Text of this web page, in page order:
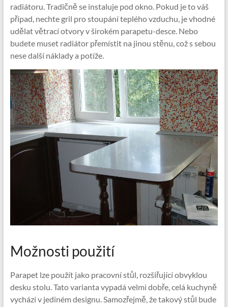
radiátoru. Tradičně se instaluje pod okno. Pokud je to váš
případ, nechte gril pro stoupání teplého vzduchu, je vhodné
udělat větrací otvory v širokém parapetu-desce. Nebo
budete muset radiátor přemístit na jinou stěnu, což s sebou
nese další náklady a potíže.
Možnosti použití
Parapet lze použít jako pracovní stůl, rozšiřující obvyklou
desku stolu. Tato varianta vypadá velmi dobře, celá kuchyně
vychází v jediném designu. Samozřejmě, že takový stůl bude